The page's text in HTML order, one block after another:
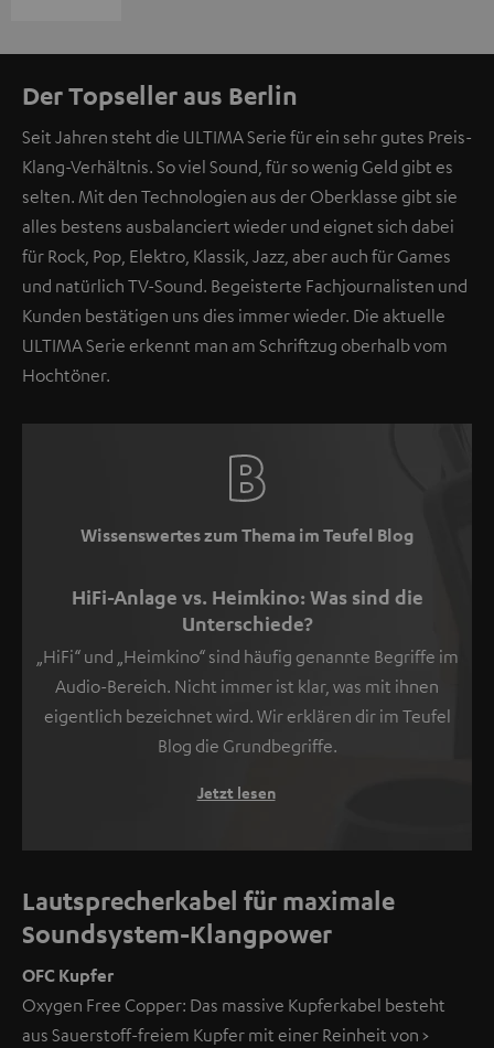
Der Topseller aus Berlin
Seit Jahren steht die ULTIMA Serie für ein sehr gutes Preis-
Klang-Verhältnis. So viel Sound, für so wenig Geld gibt es
selten. Mit den Technologien aus der Oberklasse gibt sie
alles bestens ausbalanciert wieder und eignet sich dabei
für Rock, Pop, Elektro, Klassik, Jazz, aber auch für Games
und natürlich TV-Sound. Begeisterte Fachjournalisten und
Kunden bestätigen uns dies immer wieder. Die aktuelle
ULTIMA Serie erkennt man am Schriftzug oberhalb vom
Hochtöner.
Wissenswertes zum Thema im Teufel Blog
HiFi-Anlage vs. Heimkino: Was sind die
Unterschiede?
„HiFi“ und „Heimkino“ sind häufig genannte Begriffe im
Audio-Bereich. Nicht immer ist klar, was mit ihnen
eigentlich bezeichnet wird. Wir erklären dir im Teufel
Blog die Grundbegriffe.
Jetzt lesen
Lautsprecherkabel für maximale
Soundsystem-Klangpower
OFC Kupfer
Oxygen Free Copper: Das massive Kupferkabel besteht
aus Sauerstoff-freiem Kupfer mit einer Reinheit von >